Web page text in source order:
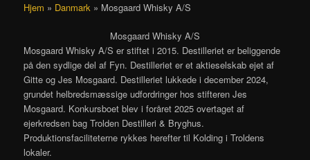
Hjem » Danmark » Mosgaard Whisky A/S
Mosgaard Whisky A/S
Mosgaard Whisky A/S er stiftet i 2015. Destilleriet er beliggende
på den sydlige del af Fyn. Destilleriet er et aktieselskab ejet af
Gitte og Jes Mosgaard. Destilleriet lukkede i december 2024,
grundet helbredsmæssige udfordringer hos stifteren Jes
Mosgaard. Konkursboet blev i foråret 2025 overtaget af
ejerkredsen bag Trolden Destilleri & Bryghus.
Produktionsfaciliteterne rykkes herefter til Kolding i Troldens
lokaler.